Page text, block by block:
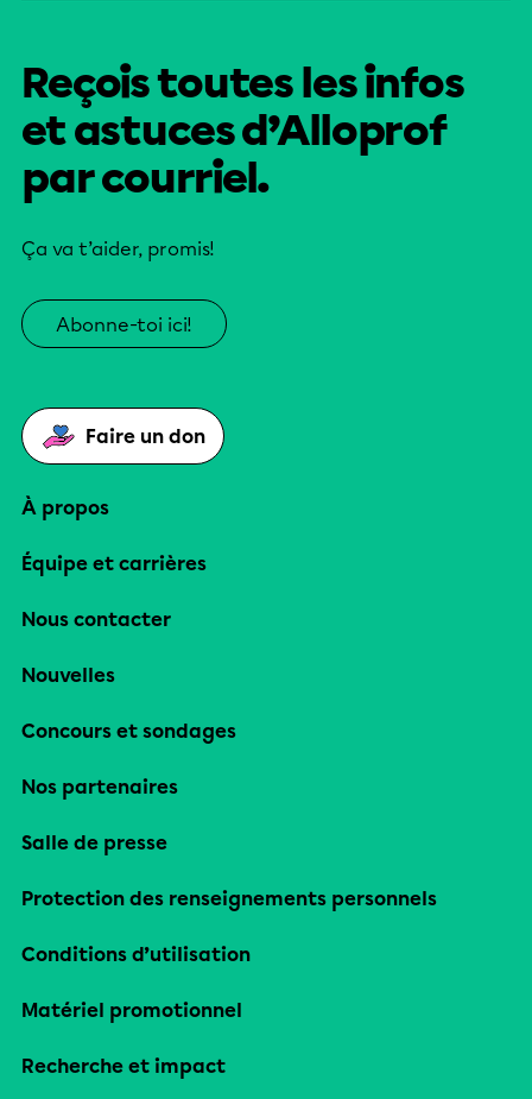
Reçois toutes les infos
et astuces d’Alloprof
par courriel.
Ça va t’aider, promis!
Abonne-toi ici!
Faire un don
À propos
Équipe et carrières
Nous contacter
Nouvelles
Concours et sondages
Nos partenaires
Salle de presse
Protection des renseignements personnels
Conditions d’utilisation
Matériel promotionnel
Recherche et impact